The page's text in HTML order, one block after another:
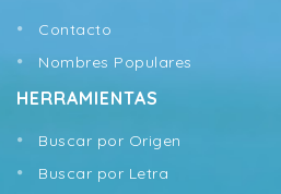
Contacto
Nombres Populares
HERRAMIENTAS
Buscar por Origen
Buscar por Letra